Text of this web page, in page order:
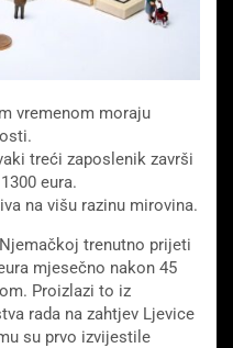
vremenom moraju
treći zaposlenik završi
eura.
na višu razinu mirovina.
trenutno prijeti
mjesečno nakon 45
Proizlazi to iz
rada na zahtjev Ljevice
su prvo izvijestile